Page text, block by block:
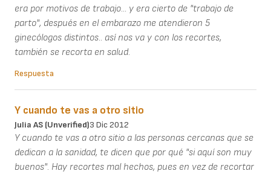
era por motivos de trabajo... y era cierto de "trabajo de
parto", después en el embarazo me atendieron 5
ginecólogos distintos.. así nos va y con los recortes,
también se recorta en salud.
Respuesta
Y cuando te vas a otro sitio
Julia AS (unverified)3 Dic 2012
Y cuando te vas a otro sitio a las personas cercanas que se
dedican a la sanidad, te dicen que por qué "si aquí son muy
buenos". Hay recortes mal hechos, pues en vez de recortar